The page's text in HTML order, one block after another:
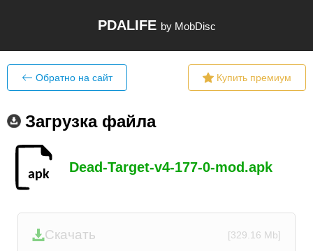
PDALIFE by MobDisc
Обратно на сайт Купить премиум
Загрузка файла
Dead-Target-v4-177-0-mod.apk
Скачать [329.16 Mb]